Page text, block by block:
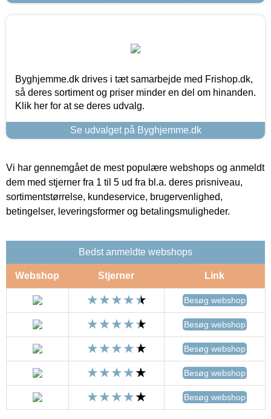
Byghjemme.dk drives i tæt samarbejde med Frishop.dk,
så deres sortiment og priser minder en del om hinanden.
Klik her for at se deres udvalg.
Se udvalget på Byghjemme.dk
Vi har gennemgået de mest populære webshops og anmeldt
dem med stjerner fra 1 til 5 ud fra bl.a. deres prisniveau,
sortimentstørrelse, kundeservice, brugervenlighed,
betingelser, leveringsformer og betalingsmuligheder.
Bedst anmeldte webshops
Webshop Stjerner Link
Besøg webshop
Besøg webshop
Besøg webshop
Besøg webshop
Besøg webshop